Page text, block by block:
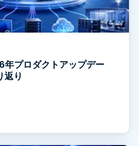
プロダクトアップデー
返り